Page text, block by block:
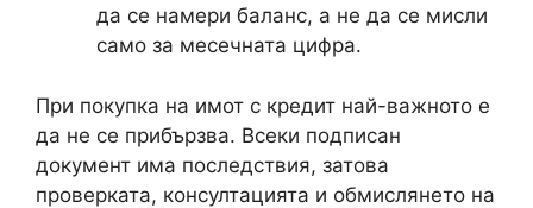
да се намери баланс, а не да се мисли
само за месечната цифра.
При покупка на имот с кредит най-важното е
да не се прибързва. Всеки подписан
документ има последствия, затова
проверката, консултацията и обмислянето на